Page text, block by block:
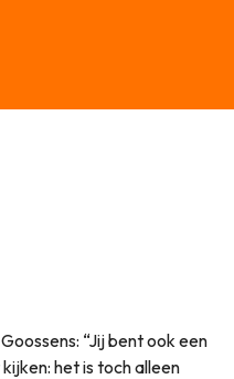
“Jij bent ook een
het is toch alleen